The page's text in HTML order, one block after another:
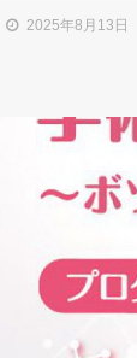
2025年8月13日